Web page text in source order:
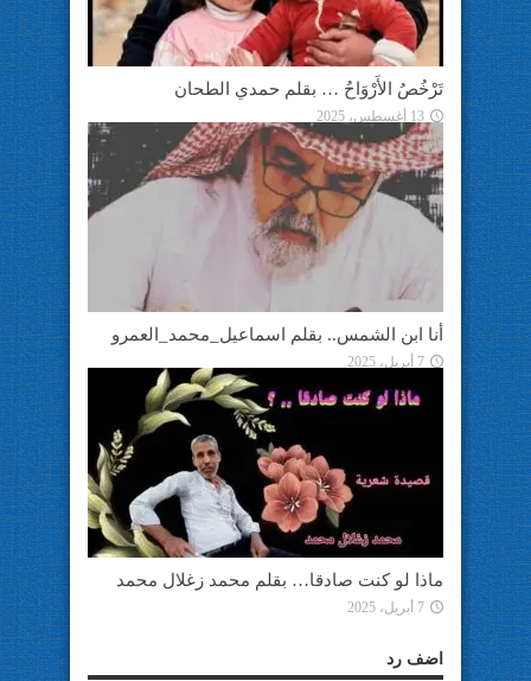
تَرْخُصُ الأَرْوَاحُ … بقلم حمدي الطحان
13 أغسطس، 2025
أنا ابن الشمس.. بقلم اسماعيل_محمد_العمرو
7 أبريل، 2025
ماذا لو كنت صادقا… بقلم محمد زغلال محمد
7 أبريل، 2025
اضف رد